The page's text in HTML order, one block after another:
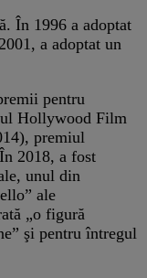
În 1996 a adoptat
a adoptat un
pentru
Hollywood Film
premiul
2018, a fost
unul din
ale
„o figură
şi pentru întregul